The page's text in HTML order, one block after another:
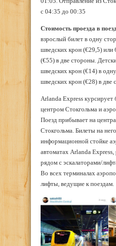
с 04:35 до 00:35
Стоимость проезда в
взрослый билет в одну
шведских крон (€29,5) или
(€55) в две стороны.
шведских крон (€14) в
шведских крон (€28) в две
Arlanda Express курсирует
центром Стокгольма и
Поезд прибывает на
Стокгольма. Билеты на
информационной стойке
автоматах Arlanda
рядом с эскалаторами/
Во всех терминалах
лифты, ведущие к поездам.